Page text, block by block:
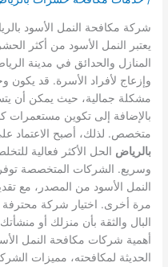
شركة مكافحة النمل الأسود
يعتبر النمل الأسود من أكثر
المنازل والحدائق في مدينة
وإزعاج لأفراد الأسرة. قد يكون
مشكلة جمالية، حيث يمكن أن
بالإضافة إلى تكوين مستعمرات
متخصص. لذلك، أصبح الاعتماد
بالرياض الحل الأكثر فعالية
وسريع. الشركات المتخصصة توفر
النمل الأسود من المصدر، مع
مرة أخرى. اختيار شركة محترفة
البال والثقة بأن منزلك أو
أهمية شركات مكافحة النمل
الحديثة لمكافحته، مميزات